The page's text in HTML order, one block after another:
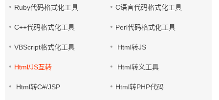
Ruby代码格式化工具 C语言代码格式化工具
C++代码格式化工具 Perl代码格式化工具
VBScript格式化工具 Html转JS
Html/JS互转 Html转义工具
Html转C#/JSP Html转PHP代码